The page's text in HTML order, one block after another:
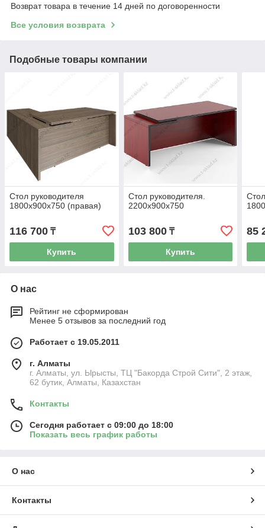
Возврат товара в течение 14 дней по договоренности
Все условия возврата
Подобные товары компании
Стол руководителя
1800х900х750 (правая)
116 700 ₸
Купить
Стол руководителя.
2200х900х750
103 800₸
Купить
85
О нас
Рейтинг не сформирован
Менее 5 отзывов за последний год
Работает с 19.05.2011
г. Алматы
г. Алматы, ул. Ырысты, ТЦ "Бакорда Строй Сити", 2 этаж,
62 бутик, Алматы, Казахстан
Контакты
Сегодня работает с 09:00 до 18:00
Показать весь график работы
О нас
Контакты